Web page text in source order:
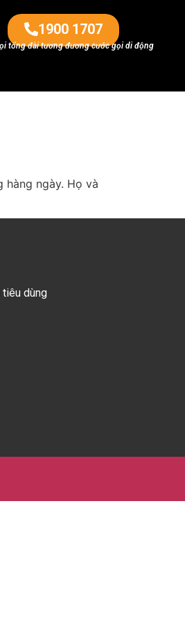
1900 1707
tổng đài tương đương cước gọi di động
hàng ngày. Họ và
tiêu dùng